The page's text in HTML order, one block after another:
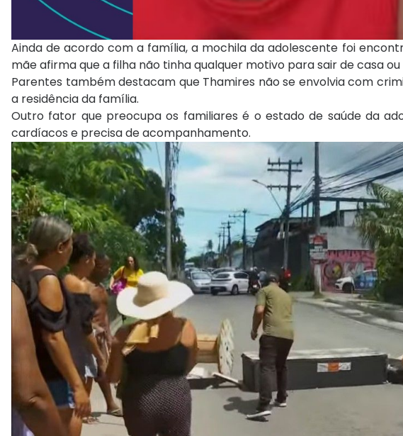
Ainda de acordo com a família, a mochila da adolescente foi
mãe afirma que a filha não tinha qualquer motivo para sair de casa
Parentes também destacam que Thamires não se envolvia com
a residência da família.
Outro fator que preocupa os familiares é o estado de saúde da
cardíacos e precisa de acompanhamento.